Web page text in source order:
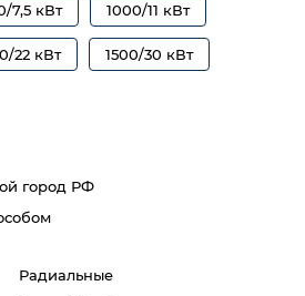
7,5 кВт 1000/11 кВт
22 кВт 1500/30 кВт
город РФ
Радиальные